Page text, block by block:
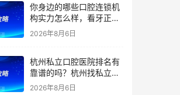
你身边的哪些口腔连锁机
构实力怎么样，看牙正规
靠谱吗？全国民营口腔医
院排名前十名的名单整理
2026年8月6日
杭州私立口腔医院排名有
靠谱的吗？杭州找私立口
腔医院的看过来！瑞创、
2026年8月6日